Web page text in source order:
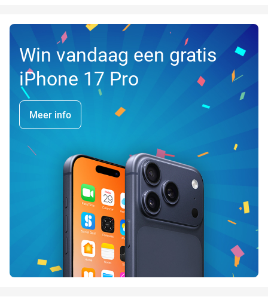
Win vandaag een gratis
iPhone 17 Pro
Meer info